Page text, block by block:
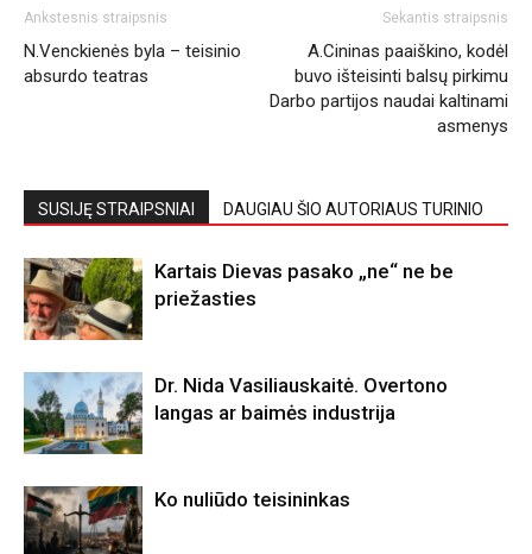
Ankstesnis straipsnis
N.Venckienės byla – teisinio
absurdo teatras
Sekantis straipsnis
A.Cininas paaiškino, kodėl
buvo išteisinti balsų pirkimu
Darbo partijos naudai kaltinami
asmenys
SUSIJĘ STRAIPSNIAI DAUGIAU ŠIO AUTORIAUS TURINIO
Kartais Dievas pasako „ne“ ne be
priežasties
Dr. Nida Vasiliauskaitė. Overtono
langas ar baimės industrija
Ko nuliūdo teisininkas